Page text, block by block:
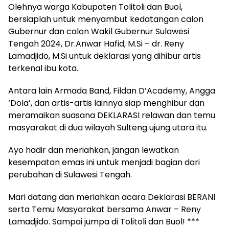
Olehnya warga Kabupaten Tolitoli dan Buol,
bersiaplah untuk menyambut kedatangan calon
Gubernur dan calon Wakil Gubernur Sulawesi
Tengah 2024, Dr.Anwar Hafid, M.Si – dr. Reny
Lamadjido, M.Si untuk deklarasi yang dihibur artis
terkenal ibu kota.
Antara lain Armada Band, Fildan D’Academy, Angga
‘Dola’, dan artis-artis lainnya siap menghibur dan
meramaikan suasana DEKLARASI relawan dan temu
masyarakat di dua wilayah Sulteng ujung utara itu.
Ayo hadir dan meriahkan, jangan lewatkan
kesempatan emas ini untuk menjadi bagian dari
perubahan di Sulawesi Tengah.
Mari datang dan meriahkan acara Deklarasi BERANI
serta Temu Masyarakat bersama Anwar – Reny
Lamadjido. Sampai jumpa di Tolitoli dan Buol! ***